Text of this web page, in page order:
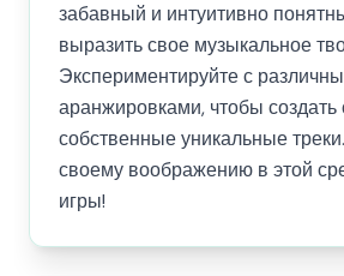
забавный и интуитивно
выразить свое музыкальное
Экспериментируйте с
аранжировками, чтобы создать
собственные уникальные
своему воображению в этой
игры!